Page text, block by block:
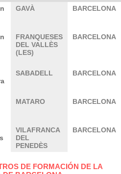
GAVÀ BARCELONA
FRANQUESES
DEL VALLÈS
(LES)
BARCELONA
SABADELL BARCELONA
MATARO BARCELONA
VILAFRANCA
DEL
PENEDÈS
BARCELONA
DE FORMACIÓN DE LA